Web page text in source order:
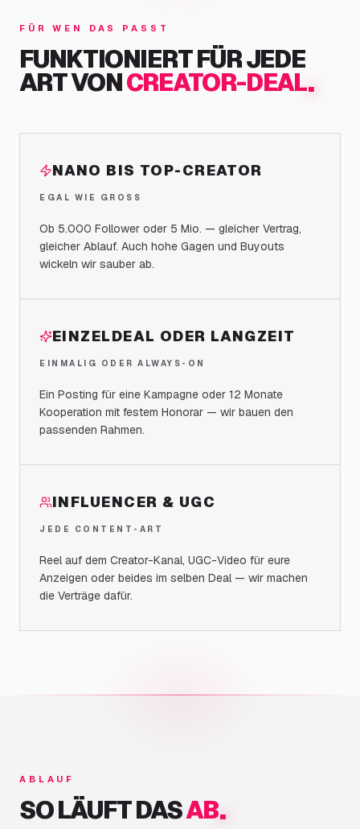
FÜR WEN DAS PASST
FUNKTIONIERT FÜR JEDE
ART VONCREATOR-DEAL.
NANO BIS TOP-CREATOR
EGAL WIE GROSS
Ob 5.000 Follower oder 5 Mio. — gleicher Vertrag,
gleicher Ablauf. Auch hohe Gagen und Buyouts
wickeln wir sauber ab.
EINZELDEAL ODER LANGZEIT
EINMALIG ODER ALWAYS-ON
Ein Posting für eine Kampagne oder 12 Monate
Kooperation mit festem Honorar — wir bauen den
passenden Rahmen.
INFLUENCER & UGC
JEDE CONTENT-ART
Reel auf dem Creator-Kanal, UGC-Video für eure
Anzeigen oder beides im selben Deal — wir machen
die Verträge dafür.
ABLAUF
SO LÄUFT DASAB.